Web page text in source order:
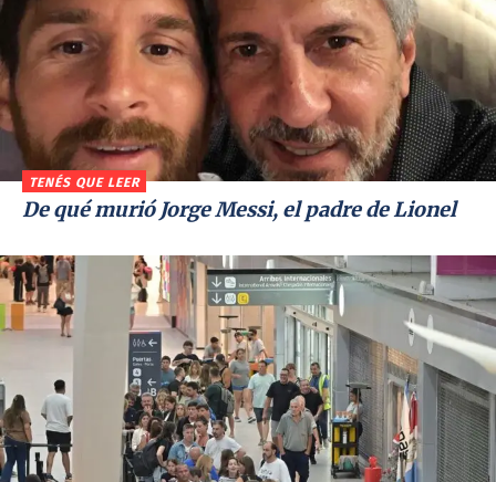
TENÉS QUE LEER
De qué murió Jorge Messi, el padre de Lionel